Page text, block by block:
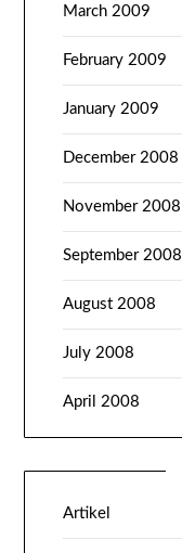
March 2009
February 2009
January 2009
December 2008
November 2008
September 2008
August 2008
July 2008
April 2008
Artikel